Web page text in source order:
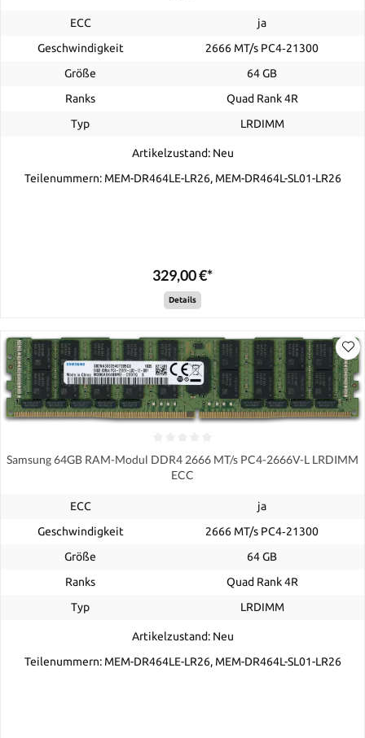
ECC
ja
Geschwindigkeit
2666 MT/s PC4‑21300
Größe
64 GB
Ranks
Quad Rank 4R
Typ
LRDIMM
Artikelzustand: Neu
Teilenummern: MEM-DR464LE-LR26, MEM-DR464L-SL01-LR26
329,00 €*
Details
Samsung 64GB RAM-Modul DDR4 2666 MT/s PC4-2666V-L LRDIMM
ECC
ECC
ja
Geschwindigkeit
2666 MT/s PC4‑21300
Größe
64 GB
Ranks
Quad Rank 4R
Typ
LRDIMM
Artikelzustand: Neu
Teilenummern: MEM-DR464LE-LR26, MEM-DR464L-SL01-LR26